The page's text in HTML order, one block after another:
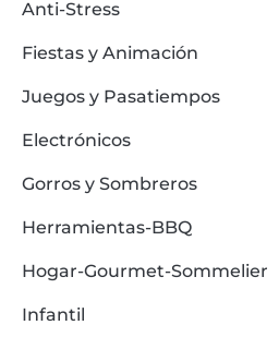
Anti-Stress
Fiestas y Animación
Juegos y Pasatiempos
Electrónicos
Gorros y Sombreros
Herramientas-BBQ
Hogar-Gourmet-Sommelier
Infantil